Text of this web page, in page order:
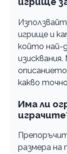
игрище и
който най-
какво
Има ли
размера на